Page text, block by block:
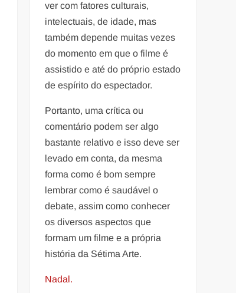
ver com fatores culturais,
intelectuais, de idade, mas
também depende muitas vezes
do momento em que o filme é
assistido e até do próprio estado
de espírito do espectador.
Portanto, uma crítica ou
comentário podem ser algo
bastante relativo e isso deve ser
levado em conta, da mesma
forma como é bom sempre
lembrar como é saudável o
debate, assim como conhecer
os diversos aspectos que
formam um filme e a própria
história da Sétima Arte.
Nadal.